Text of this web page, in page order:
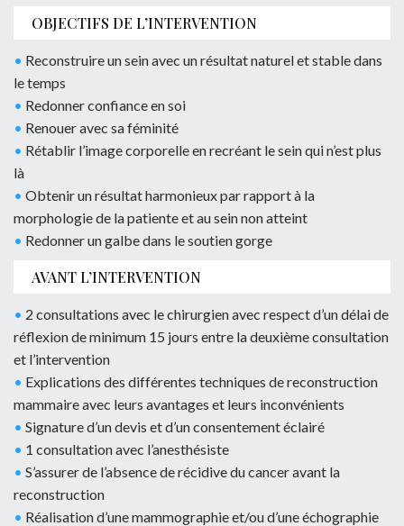
OBJECTIFS DE L’INTERVENTION
• Reconstruire un sein avec un résultat naturel et stable dans
le temps
• Redonner confiance en soi
• Renouer avec sa féminité
• Rétablir l’image corporelle en recréant le sein qui n’est plus
là
• Obtenir un résultat harmonieux par rapport à la
morphologie de la patiente et au sein non atteint
• Redonner un galbe dans le soutien gorge
AVANT L’INTERVENTION
• 2 consultations avec le chirurgien avec respect d’un délai de
réflexion de minimum 15 jours entre la deuxième consultation
et l’intervention
• Explications des différentes techniques de reconstruction
mammaire avec leurs avantages et leurs inconvénients
• Signature d’un devis et d’un consentement éclairé
• 1 consultation avec l’anesthésiste
• S’assurer de l’absence de récidive du cancer avant la
reconstruction
• Réalisation d’une mammographie et/ou d’une échographie